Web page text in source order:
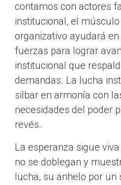
contamos con actores
institucional, el
organizativo ayudará
fuerzas para lograr
institucional que
demandas. La lucha
silbar en armonía con
necesidades del poder
revés.
La esperanza sigue
no se doblegan y
lucha, su anhelo por un